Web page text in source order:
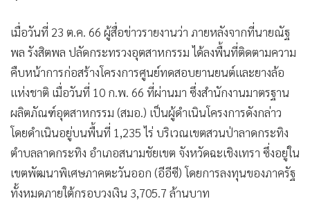
• เกม
• วิทยาศาสตร์
• SMEs
• หุ้น
• อินโดจีน
• กองทุนรวม
Celeb Online
•
Factcheck
เมื่อวันที่ 23 ต.ค. 66 ผู้สื่อข่าวรายงานว่า ภายหลังจากที่นายณัฐ
พล รังสิตพล ปลัดกระทรวงอุตสาหกรรม ได้ลงพื้นที่ติดตามความ
คืบหน้าการก่อสร้างโครงการศูนย์ทดสอบยานยนต์และยางล้อ
แห่งชาติ เมื่อวันที่ 10 ก.พ. 66 ที่ผ่านมา ซึ่งสำนักงานมาตรฐาน
ผลิตภัณฑ์อุตสาหกรรม (สมอ.) เป็นผู้ดำเนินโครงการดังกล่าว
โดยดำเนินอยู่บนพื้นที่ 1,235 ไร่ บริเวณเขตสวนป่าลาดกระทิง
ตำบลลาดกระทิง อำเภอสนามชัยเขต จังหวัดฉะเชิงเทรา ซึ่งอยู่ใน
เขตพัฒนาพิเศษภาคตะวันออก (อีอีซี) โดยการลงทุนของภาครัฐ
ทั้งหมดภายใต้กรอบวงเงิน 3,705.7 ล้านบาท